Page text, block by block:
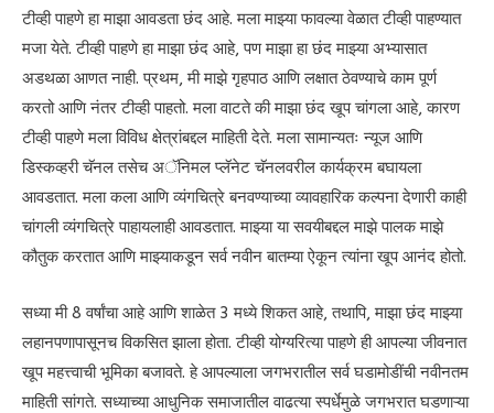
टीव्ही पाहणे हा माझा आवडता छंद आहे. मला माझ्या फावल्या वेळात टीव्ही पाहण्यात
मजा येते. टीव्ही पाहणे हा माझा छंद आहे, पण माझा हा छंद माझ्या अभ्यासात
अडथळा आणत नाही. प्रथम, मी माझे गृहपाठ आणि लक्षात ठेवण्याचे काम पूर्ण
करतो आणि नंतर टीव्ही पाहतो. मला वाटते की माझा छंद खूप चांगला आहे, कारण
टीव्ही पाहणे मला विविध क्षेत्रांबद्दल माहिती देते. मला सामान्यतः न्यूज आणि
डिस्कव्हरी चॅनल तसेच अॅनिमल प्लॅनेट चॅनलवरील कार्यक्रम बघायला
आवडतात. मला कला आणि व्यंगचित्रे बनवण्याच्या व्यावहारिक कल्पना देणारी काही
चांगली व्यंगचित्रे पाहायलाही आवडतात. माझ्या या सवयीबद्दल माझे पालक माझे
कौतुक करतात आणि माझ्याकडून सर्व नवीन बातम्या ऐकून त्यांना खूप आनंद होतो.
सध्या मी 8 वर्षांचा आहे आणि शाळेत 3 मध्ये शिकत आहे, तथापि, माझा छंद माझ्या
लहानपणापासूनच विकसित झाला होता. टीव्ही योग्यरित्या पाहणे ही आपल्या जीवनात
खूप महत्त्वाची भूमिका बजावते. हे आपल्याला जगभरातील सर्व घडामोडींची नवीनतम
माहिती सांगते. सध्याच्या आधुनिक समाजातील वाढत्या स्पर्धेमुळे जगभरात घडणाऱ्या